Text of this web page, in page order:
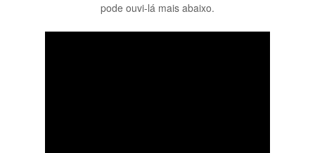
pode ouvi-lá mais abaixo.